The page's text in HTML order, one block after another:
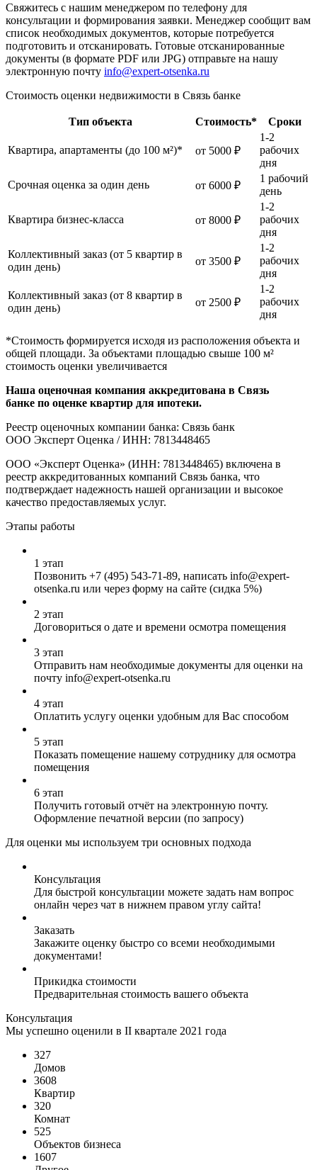
Свяжитесь с нашим менеджером по телефону для
консультации и формирования заявки. Менеджер сообщит вам
список необходимых документов, которые потребуется
подготовить и отсканировать. Готовые отсканированные
документы (в формате PDF или JPG) отправьте на нашу
электронную почту info@expert-otsenka.ru
Стоимость оценки недвижимости в Связь банке
Тип объекта Стоимость* Сроки
Квартира, апартаменты (до 100 м²)* от 5000 ₽
1-2
рабочих
дня
Срочная оценка за один день
от 6000 ₽
1 рабочий
день
Квартира бизнес-класса от 8000 ₽
1-2
рабочих
дня
Коллективный заказ (от 5 квартир в
один день)
от 3500 ₽
1-2
рабочих
дня
Коллективный заказ (от 8 квартир в
один день)
от 2500 ₽
1-2
рабочих
дня
*Стоимость формируется исходя из расположения объекта и
общей площади. За объектами площадью свыше 100 м²
стоимость оценки увеличивается
Наша оценочная компания аккредитована в Связь
банке по оценке квартир для ипотеки.
Реестр оценочных компании банка: Связь банк
ООО Эксперт Оценка / ИНН: 7813448465
ООО «Эксперт Оценка» (ИНН: 7813448465) включена в
реестр аккредитованных компаний Связь банка, что
подтверждает надежность нашей организации и высокое
качество предоставляемых услуг.
Этапы работы
1 этап
Позвонить +7 (495) 543-71-89, написать info@expert-
otsenka.ru или через форму на сайте (сидка 5%)
2 этап
Договориться о дате и времени осмотра помещения
3 этап
Отправить нам необходимые документы для оценки на
почту info@expert-otsenka.ru
4 этап
Оплатить услугу оценки удобным для Вас способом
5 этап
Показать помещение нашему сотруднику для осмотра
помещения
6 этап
Получить готовый отчёт на электронную почту.
Оформление печатной версии (по запросу)
Для оценки мы используем три основных подхода
Консультация
Для быстрой консультации можете задать нам вопрос
онлайн через чат в нижнем правом углу сайта!
Заказать
Закажите оценку быстро со всеми необходимыми
документами!
Прикидка стоимости
Предварительная стоимость вашего объекта
Консультация
Мы успешно оценили в II квартале 2021 года
327
Домов
3608
Квартир
320
Комнат
525
Объектов бизнеса
1607